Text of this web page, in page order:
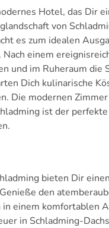
Hotel, das Dir
von
es zum idealen
einem
und im Ruheraum die
Dich kulinarische
Die modernen
ist der
bieten Dir
den
einem komfortablen
in Schladming-